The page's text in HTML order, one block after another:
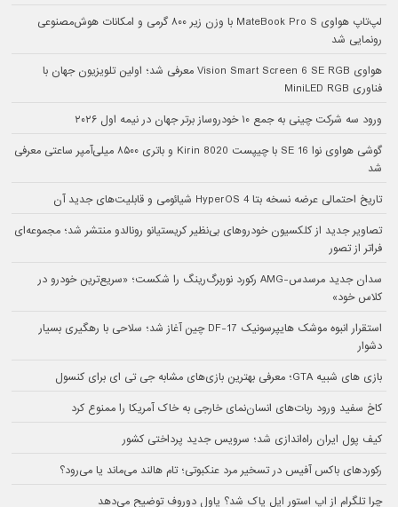
لپ‌تاپ هواوی MateBook Pro S با وزن زیر ۸۰۰ گرمی و امکانات هوش‌مصنوعی
رونمایی شد
هواوی Vision Smart Screen 6 SE RGB معرفی شد؛ اولین تلویزیون جهان با
فناوری MiniLED RGB
ورود سه شرکت چینی به جمع ۱۰ خودروساز برتر جهان در نیمه اول ۲۰۲۶
گوشی هواوی نوا 16 SE با چیپست Kirin 8020 و باتری ۸۵۰۰ میلی‌آمپر ساعتی معرفی
شد
تاریخ احتمالی عرضه نسخه بتا HyperOS 4 شیائومی و قابلیت‌های جدید آن
تصاویر جدید از کلکسیون خودروهای بی‌نظیر کریستیانو رونالدو منتشر شد؛ مجموعه‌ای
فراتر از تصور
سدان جدید مرسدس-AMG رکورد نوربرگ‌رینگ را شکست؛ «سریع‌ترین خودرو در
کلاس خود»
استقرار انبوه موشک هایپرسونیک DF-17 چین آغاز شد؛ سلاحی با رهگیری بسیار
دشوار
بازی های شبیه GTA؛ معرفی بهترین بازی‌های مشابه جی تی ای برای کنسول
کاخ سفید ورود ربات‌های انسان‌نمای خارجی به خاک آمریکا را ممنوع کرد
کیف پول ایران راه‌اندازی شد؛ سرویس جدید پرداختی کشور
رکوردهای باکس آفیس در تسخیر مرد عنکبوتی؛ تام هالند می‌ماند یا می‌رود؟
چرا تلگرام از اپ استور اپل پاک شد؟ پاول دوروف توضیح می‌دهد